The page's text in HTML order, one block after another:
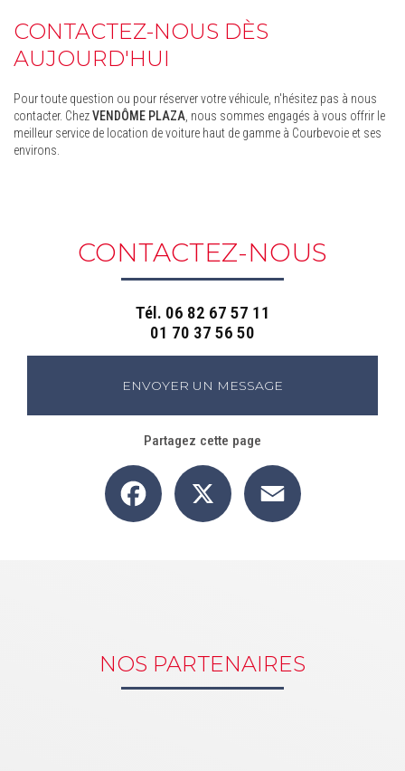
CONTACTEZ-NOUS DÈS
AUJOURD'HUI
Pour toute question ou pour réserver votre véhicule, n'hésitez pas à nous
contacter. ChezVENDÔME PLAZA , nous sommes engagés à vous offrir le
meilleur service de location de voiture haut de gamme à Courbevoie et ses
environs.
CONTACTEZ-NOUS
Tél. 06 82 67 57 11
01 70 37 56 50
ENVOYER UN MESSAGE
Partagez cette page
Facebook
NOS PARTENAIRES